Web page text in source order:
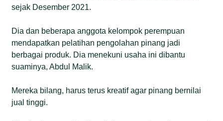
sejak Desember 2021.
Dia dan beberapa anggota kelompok perempuan
mendapatkan pelatihan pengolahan pinang jadi
berbagai produk. Dia menekuni usaha ini dibantu
suaminya, Abdul Malik.
Mereka bilang, harus terus kreatif agar pinang bernilai
jual tinggi.